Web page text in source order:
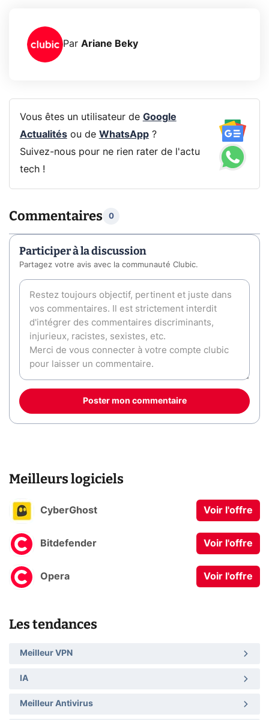
Par Ariane Beky
Vous êtes un utilisateur de Google
Actualitésou de WhatsApp?
Suivez-nous pour ne rien rater de l'actu
tech !
Commentaires 0
Participer à la discussion
Partagez votre avis avec la communauté Clubic.
Poster mon commentaire
Meilleurs logiciels
CyberGhost Voir l'offre
Bitdefender Voir l'offre
Opera Voir l'offre
Les tendances
Meilleur VPN
IA
Meilleur Antivirus